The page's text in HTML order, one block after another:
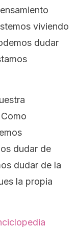
viviendo
dudar
dudar de
dudar de la
la propia